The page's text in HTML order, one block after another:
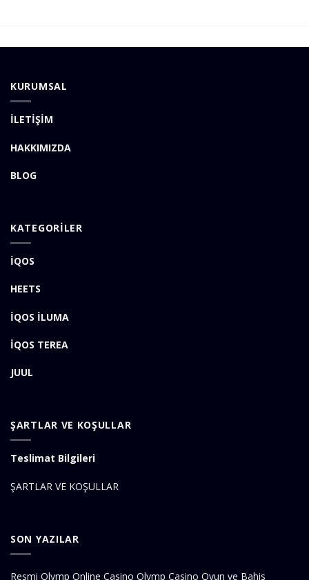
KURUMSAL
İLETİŞİM
HAKKIMIZDA
BLOG
KATEGORİLER
İQOS
HEETS
İQOS İLUMA
İQOS TEREA
JUUL
ŞARTLAR VE KOŞULLAR
Teslimat Bilgileri
ŞARTLAR VE KOŞULLAR
SON YAZILAR
Resmi Olymp Online Casino Olymp Casino Oyun ve Bahis